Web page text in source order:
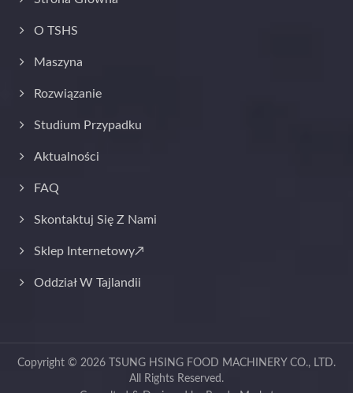
O TSHS
Maszyna
Rozwiązanie
Studium Przypadku
Aktualności
FAQ
Skontaktuj Się Z Nami
Sklep Internetowy↗
Oddział W Tajlandii
Copyright © 2026
TSUNG HSING FOOD MACHINERY CO., LTD.
All Rights Reserved.